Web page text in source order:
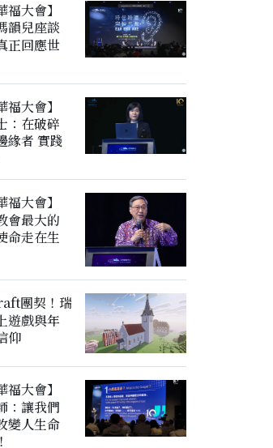
福大會】
韻兒座談
正回應世
福大會】
：在破碎
緣者 實踐
福大會】
會最大的
命走在生
團契！瑞
遊戲與年
仰
福大會】
：讓我們
變人生命